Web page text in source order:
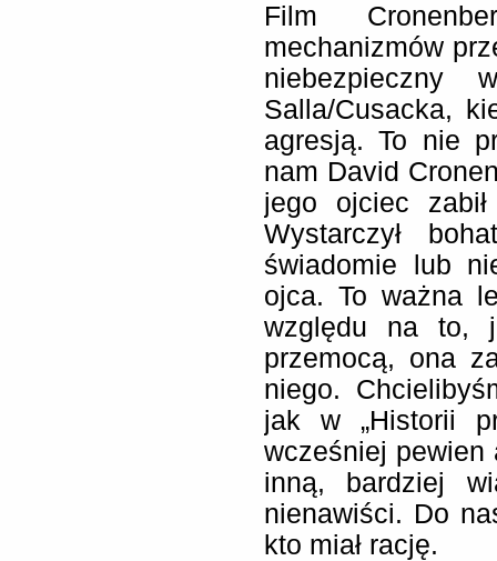
Film
mechanizmów
Salla/Cusacka,
agresją. To nie
nam David
jego ojciec
Wystarczył
świadomie lub
ojca. To ważna
względu na to,
przemocą, ona
niego.
jak w „Historii
wcześniej pewien
inną, bardziej
nienawiści. Do
kto miał rację.